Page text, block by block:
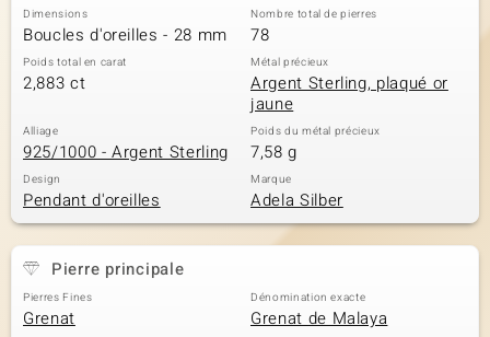
Dimensions
Boucles d'oreilles - 28 mm
Nombre total de pierres
78
Poids total en carat
2,883 ct
Métal précieux
Argent Sterling, plaqué or
jaune
Alliage
925/1000 - Argent Sterling
Poids du métal précieux
7,58 g
Design
Pendant d'oreilles
Marque
Adela Silber
Pierre principale
Pierres Fines
Grenat
Dénomination exacte
Grenat de Malaya